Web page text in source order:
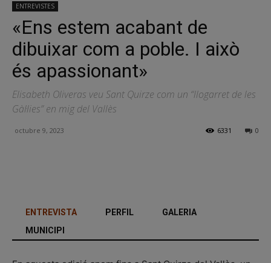
ENTREVISTES
«Ens estem acabant de
dibuixar com a poble. I això
és apassionant»
Elisabeth Oliveras veu Sant Quirze com un “llogarret de les
Gàl·lies” en mig del Vallès
octubre 9, 2023 0
6331
ENTREVISTA PERFIL
GALERIA
MUNICIPI